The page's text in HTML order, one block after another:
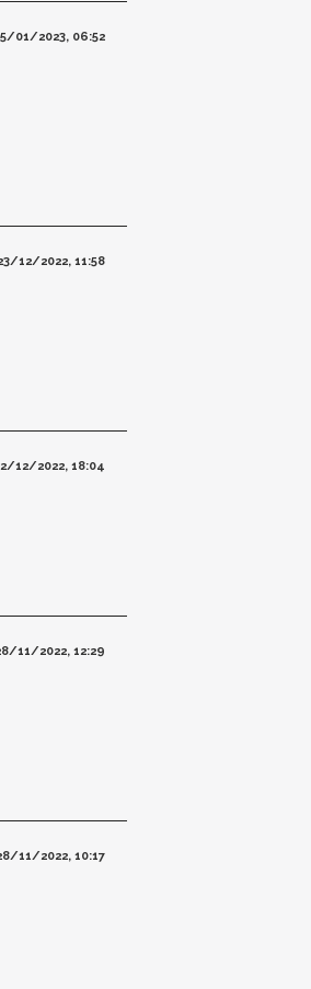
01/2023, 06:52
12/2022, 11:58
12/2022, 18:04
11/2022, 12:29
11/2022, 10:17